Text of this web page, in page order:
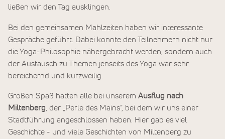
ließen wir den Tag ausklingen.
Bei den gemeinsamen Mahlzeiten haben wir interessante
Gespräche geführt. Dabei konnte den Teilnehmern nicht nur
die Yoga-Philosophie nähergebracht werden, sondern auch
der Austausch zu Themen jenseits des Yoga war sehr
bereichernd und kurzweilig.
Großen Spaß hatten alle bei unserem Ausflug nach
Miltenberg , der „Perle des Mains“, bei dem wir uns einer
Stadtführung angeschlossen haben. Hier gab es viel
Geschichte - und viele Geschichten von Miltenberg zu